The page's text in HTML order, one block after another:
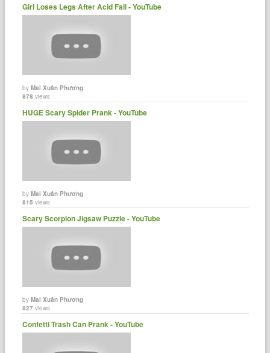
Girl Loses Legs After Acid Fall - YouTube
byMai Xuân Phương
878 views
HUGE Scary Spider Prank - YouTube
byMai Xuân Phương
815 views
Scary Scorpion Jigsaw Puzzle - YouTube
byMai Xuân Phương
827 views
Confetti Trash Can Prank - YouTube